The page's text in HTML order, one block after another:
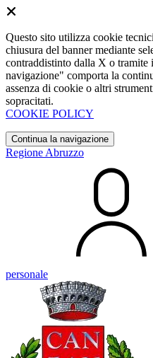
Questo sito utilizza cookie
chiusura del banner mediante
contraddistinto dalla X o tramite
navigazione" comporta la
assenza di cookie o altri
sopracitati.
COOKIE POLICY
Continua la navigazione
Regione Abruzzo
personale